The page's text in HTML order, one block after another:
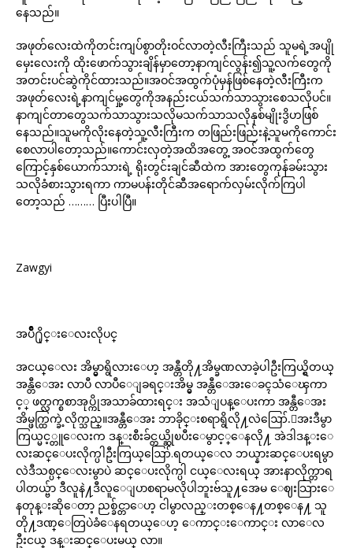
နေသည်။
အဖုတ်လေးထဲကိုတင်းကျပ်စွာတိုးဝင်လာတဲ့လီးကြီးသည် သူမရဲ့အပျို
မှေးလေးကို ထိုးဖောက်သွားချိန်မှာတော့နာကျင်လွန်း၍သူ့လက်တွေကို
အတင်းပင်ဆွဲကိုင်ထားသည်။အဝင်အထွက်ပုံမှန်ဖြစ်နေတဲ့လီးကြီးက
အဖုတ်လေးရဲ့နာကျင်မှု့တွေကိုအနည်းငယ်သက်သာသွားစေသလိုပင်။
နာကျင်တာတွေသက်သာသွားသလိုမသက်သာသလိုနှစ်မျိုးဒွိဟဖြစ်
နေသည်။သူမကိုလိုးနေတဲ့သူ့လီးကြီးက တဖြည်းဖြည်းနဲ့သူမကိုကောင်း
စေလာပါတော့သည်။ကောင်းလှတဲ့အထိအတွေ့ အဝင်အထွက်တွေ
ကြောင့်နှစ်ယောက်သားရဲ့ ရိုးတွင်းချင်ဆီထဲက အားတွေကုန်ခမ်းသွား
သလိုခံစားသွားရကာ ကာမပန်းတိုင်ဆီအရောက်လှမ်းလိုက်ကြပါ
တော့သည် ……… ပြီးပါပြီ။
Zawgyi
အပ်ိဳ႐ိုင္းေလးလိုပင္
အငယ္ေလး အိမ္မွာရွိလားေဟ့ အန္တီတို႔အိမ္ခဏလာခဲ့ပါဦးကြယ္ရွိတယ္
အန္တီေအး လာပီ လာပီေျခရင္းအိမ္မွ အန္တီေအးေခၚသံေၾကာ
င့္ ဖတ္လက္စစာအုပ္ကိုအသာခ်ထားရင္း အသံျပန္ေပးကာ အန္တီေအး
အိမ္ဖက္ထြက္ခဲ့လိုက္သည္။အန္တီေအး ဘာခိုင္းစရာရွိလို႔လဲဪ.ေအးဒီမွာ
ကြယ္မင့္တူေလးက ဒန္းစီးခ်င္တယ္ဆိုၿပီးေမွာင့္ေနလို႔ အဲဒါဒန္းေ
လးဆင္ေပးလိုက္ပါဦးကြယ္ဪ.ရတယ္ေလ ဘယ္နားဆင္ေပးရမွာ
လဲဒီသစ္ပင္ေလးမွာပဲ ဆင္ေပးလိုက္ပါ ငယ္ေလးရယ္ အားနာလိုက္တာရ
ပါတယ္ဗ်ာ ဒီလူနဲ႔ဒီလူေျပာစရာမလိုပါဘူးဗ်သူ႔အေမ ေဈးသြားေ
နတုန္းဆိုေတာ့ ညစ္ခ်င္တာေဟ့ ငါမွာလည္းတစ္ေန႔တစ္ေန႔ သူ
တို႔ဒဏ္ေတြပဲခံေနရတယ္ေဟ့ ေကာင္းေကာင္း လာေလ
ဦးငယ္ ဒန္းဆင္ေပးမယ္ လာ။